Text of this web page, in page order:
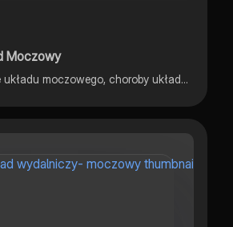
Moczowy
budowa i funkcje układu moczowego, choroby układu moczowego - podstawa